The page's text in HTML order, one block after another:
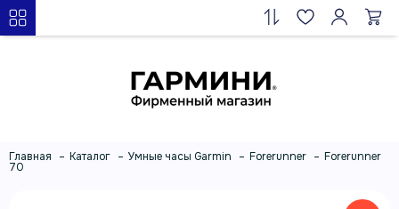
Главная Каталог Умные часы Garmin Forerunner Forerunner
70